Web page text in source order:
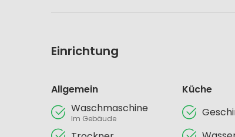
Einrichtung
Allgemein
Waschmaschine
Im Gebäude
Küche